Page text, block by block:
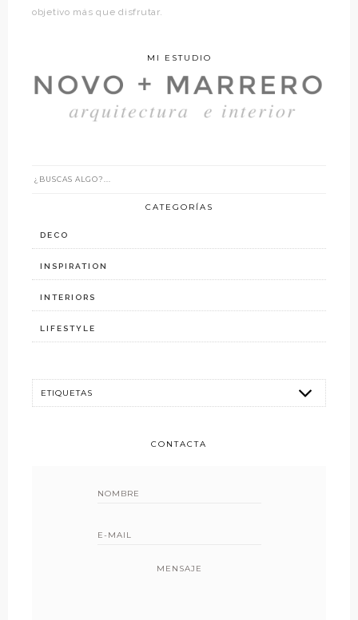
objetivo más que disfrutar.
MI ESTUDIO
CATEGORÍAS
DECO
INSPIRATION
INTERIORS
LIFESTYLE
CONTACTA
MENSAJE